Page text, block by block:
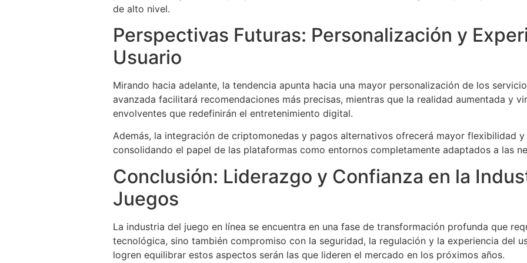
de alto nivel.
Perspectivas Futuras: Personalización y
Usuario
Mirando hacia adelante, la tendencia apunta hacia una mayor personalización de los
avanzada facilitará recomendaciones más precisas, mientras que la realidad aumentada y
envolventes que redefinirán el entretenimiento digital.
Además, la integración de criptomonedas y pagos alternativos ofrecerá mayor flexibilidad
consolidando el papel de las plataformas como entornos completamente adaptados a las
Conclusión: Liderazgo y Confianza en la
Juegos
La industria del juego en línea se encuentra en una fase de transformación profunda que
tecnológica, sino también compromiso con la seguridad, la regulación y la experiencia del
logren equilibrar estos aspectos serán las que lideren el mercado en los próximos años.